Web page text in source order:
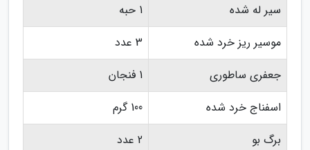
سیر له شده
1 حبه
موسیر ریز خرد شده
3 عدد
جعفری ساطوری
1 فنجان
اسفناج خرد شده
100 گرم
برگ بو
2 عدد